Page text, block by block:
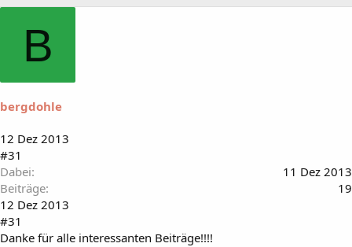
m
t
r
e
r
B
bergdohle
12 Dez 2013
#31
Dabei
11 Dez 2013
Beiträge
19
12 Dez 2013
#31
Danke für alle interessanten Beiträge!!!!